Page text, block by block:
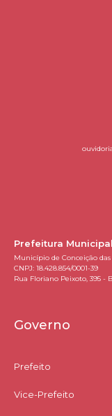
Prefeitura
Município de Conceição das
CNPJ: 18.428.854/0001-39
Rua Floriano Peixoto, 395 -
Governo
Prefeito
Vice-Prefeito